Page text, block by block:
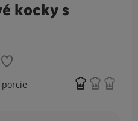
kocky s
porcie